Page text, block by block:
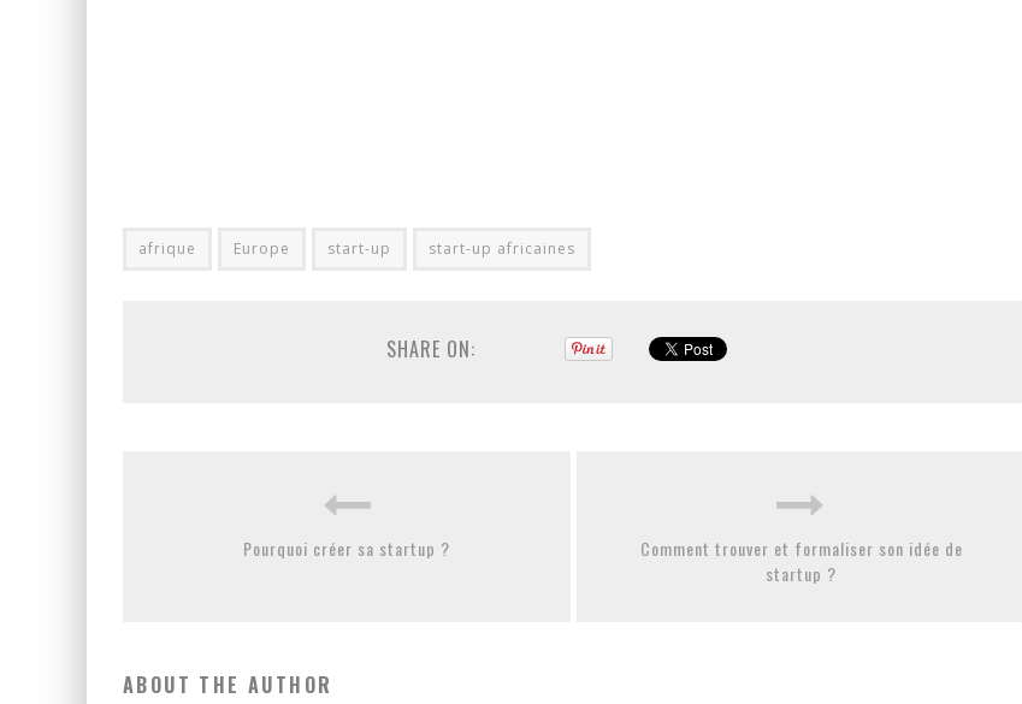
afrique Europe start-up start-up africaines
SHARE ON:
Pourquoi créer sa startup ?
Comment trouver et formaliser son idée de
startup ?
ABOUT THE AUTHOR